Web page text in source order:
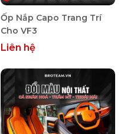
Ốp Nắp Capo Trang Trí
Cho VF3
Liên hệ